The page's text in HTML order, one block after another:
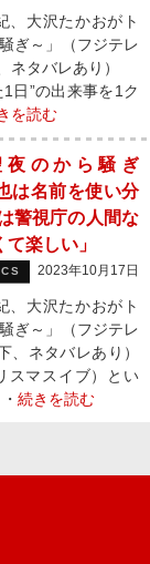
大沢たかおがト
ぎ～」（フジテレ
ネタバレあり）
日”の出来事を1ク
を読む
夜のから騒ぎ
は名前を使い分
警視庁の人間な
楽しい」
2023年10月17日
大沢たかおがト
ぎ～」（フジテレ
、ネタバレあり）
スマスイブ）とい
続きを読む